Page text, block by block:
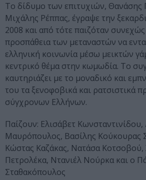
Το δίδυμο των επιτυχιών, Θανάσης
Μιχάλης Ρέππας, έγραψε την
2008 και από τότε παιζόταν
προσπάθεια των μεταναστών να
ελληνική κοινωνία μέσω μεικτών
κεντρικό θέμα στην κωμωδία. Το
καυτηριάζει με το μοναδικό και
του τα ξενοφοβικά και ρατσιστικά
σύγχρονων Ελλήνων.
Παίζουν: Ελισάβετ
Μαυρόπουλος, Βασίλης Κούκουρας
Κώστας Καζάκας, Νατάσα Κοτσοβού,
Πετρολέκα, Ντανιέλ Νούρκα και ο
Σταθακόπουλος